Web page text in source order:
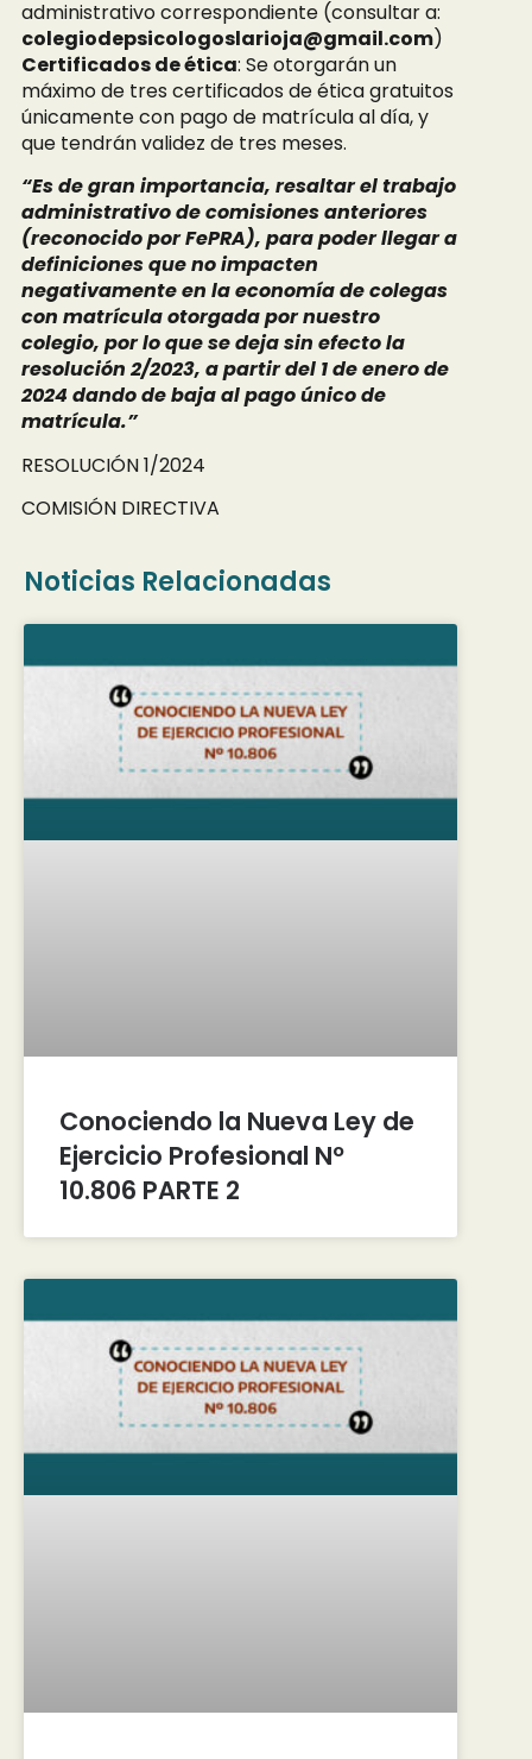
administrativo correspondiente (consultar a:
colegiodepsicologoslarioja@gmail.com)
Certificados de ética: Se otorgarán un
máximo de tres certificados de ética gratuitos
únicamente con pago de matrícula al día, y
que tendrán validez de tres meses.
“Es de gran importancia, resaltar el trabajo
administrativo de comisiones anteriores
(reconocido por FePRA), para poder llegar a
definiciones que no impacten
negativamente en la economía de colegas
con matrícula otorgada por nuestro
colegio, por lo que se deja sin efecto la
resolución 2/2023, a partir del 1 de enero de
2024 dando de baja al pago único de
matrícula.”
RESOLUCIÓN 1/2024
COMISIÓN DIRECTIVA
Noticias Relacionadas
Conociendo la Nueva Ley de
Ejercicio Profesional Nº
10.806 PARTE 2